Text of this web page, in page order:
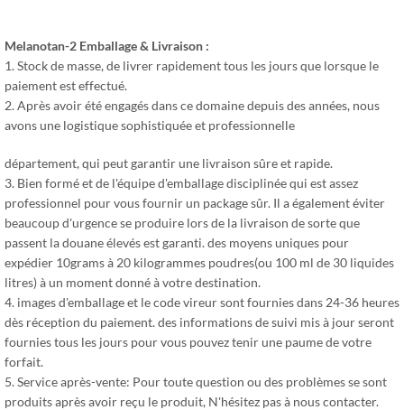
Melanotan-2 Emballage & Livraison :
1. Stock de masse, de livrer rapidement tous les jours que lorsque le
paiement est effectué.
2. Après avoir été engagés dans ce domaine depuis des années, nous
avons une logistique sophistiquée et professionnelle
département, qui peut garantir une livraison sûre et rapide.
3. Bien formé et de l'équipe d'emballage disciplinée qui est assez
professionnel pour vous fournir un package sûr. Il a également éviter
beaucoup d'urgence se produire lors de la livraison de sorte que
passent la douane élevés est garanti. des moyens uniques pour
expédier 10grams à 20 kilogrammes poudres(ou 100 ml de 30 liquides
litres) à un moment donné à votre destination.
4. images d'emballage et le code vireur sont fournies dans 24-36 heures
dès réception du paiement. des informations de suivi mis à jour seront
fournies tous les jours pour vous pouvez tenir une paume de votre
forfait.
5. Service après-vente: Pour toute question ou des problèmes se sont
produits après avoir reçu le produit, N'hésitez pas à nous contacter.